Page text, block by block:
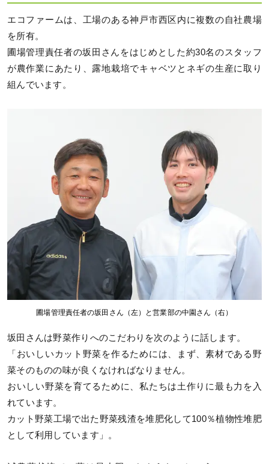
エコファームは、工場のある神戸市西区内に複数の自社農場
を所有。
圃場管理責任者の坂田さんをはじめとした約30名のスタッフ
が農作業にあたり、露地栽培でキャベツとネギの生産に取り
組んでいます。
圃場管理責任者の坂田さん（左）と営業部の中園さん（右）
坂田さんは野菜作りへのこだわりを次のように話します。
「おいしいカット野菜を作るためには、まず、素材である野
菜そのものの味が良くなければなりません。
おいしい野菜を育てるために、私たちは土作りに最も力を入
れています。
カット野菜工場で出た野菜残渣を堆肥化して100％植物性堆肥
として利用しています」。